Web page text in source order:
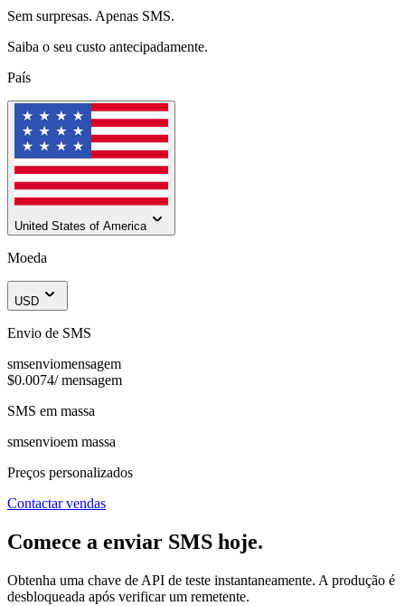
Sem surpresas. Apenas SMS.
Saiba o seu custo antecipadamente.
País
United States of America
Moeda
USD
Envio de SMS
smsenviomensagem
$0.0074/mensagem
SMS em massa
smsenvioem massa
Preços personalizados
Contactar vendas
Comece a enviar SMS hoje.
Obtenha uma chave de API de teste instantaneamente. A produção é
desbloqueada após verificar um remetente.